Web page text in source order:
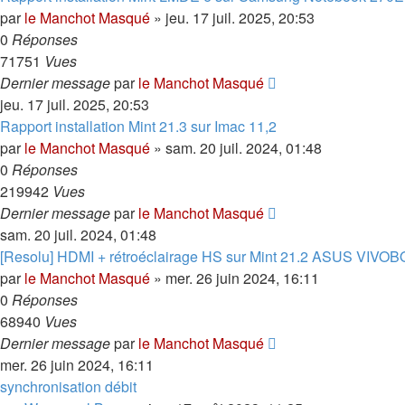
parle Manchot Masqué » jeu. 17 juil. 2025, 20:53
0 Réponses
71751 Vues
Dernier messageparle Manchot Masqué
jeu. 17 juil. 2025, 20:53
Rapport installation Mint 21.3 sur Imac 11,2
parle Manchot Masqué » sam. 20 juil. 2024, 01:48
0 Réponses
219942 Vues
Dernier messageparle Manchot Masqué
sam. 20 juil. 2024, 01:48
[Resolu] HDMI + rétroéclairage HS sur Mint 21.2 ASUS
parle Manchot Masqué » mer. 26 juin 2024, 16:11
0 Réponses
68940 Vues
Dernier messageparle Manchot Masqué
mer. 26 juin 2024, 16:11
synchronisation débit